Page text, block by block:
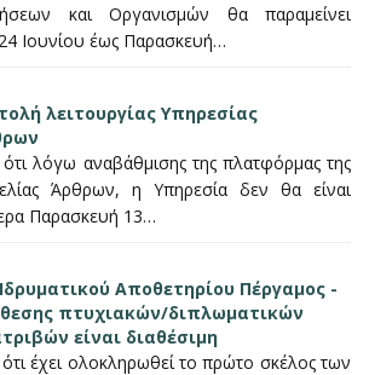
και Οργανισμών θα παραμείνει
Ιουνίου έως Παρασκευή…
λειτουργίας Υπηρεσίας
λόγω αναβάθμισης της πλατφόρμας της
Άρθρων, η Υπηρεσία δεν θα είναι
Παρασκευή 13…
Αποθετηρίου Πέργαμος -
πτυχιακών/διπλωματικών
είναι διαθέσιμη
έχει ολοκληρωθεί το πρώτο σκέλος των